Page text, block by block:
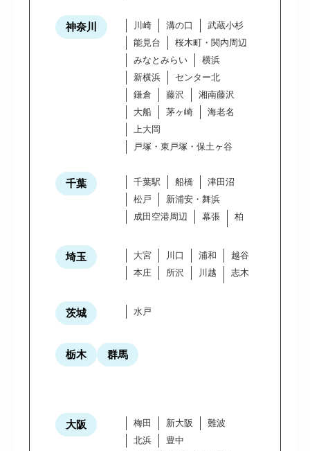
神奈川 川崎 溝の口
武蔵小杉
能見台
桜木町・関内周辺
みなとみらい
横浜
新横浜
センター北
鎌倉
藤沢
湘南藤沢
大船
茅ヶ崎
海老名
上大岡
戸塚・東戸塚・保土ヶ谷
千葉 千葉駅 船橋
津田沼
松戸
新浦安・舞浜
成田空港周辺
幕張 柏
埼玉 大宮 川口 浦和
越谷
本庄
所沢 川越 志木
茨城 水戸
栃木 群馬
大阪 梅田 新大阪
難波
北浜
豊中